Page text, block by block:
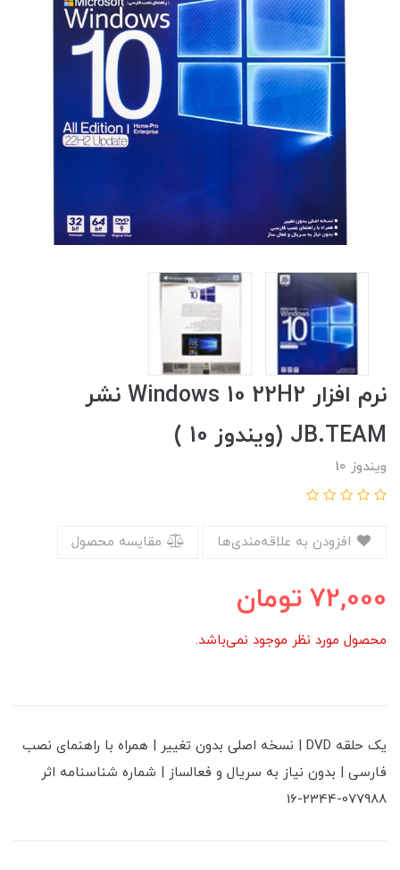
نرم افزار Windows 10 22H2 نشر
JB.TEAM (ویندوز 10 )
ویندوز 10
مقایسه محصول
72,000 تومان
محصول مورد نظر موجود نمی‌باشد.
یک حلقه DVD | نسخه اصلی بدون تغییر | همراه با راهنمای نصب
فارسی | بدون نیاز به سریال و فعالساز | شماره شناسنامه اثر
077988-2344-16